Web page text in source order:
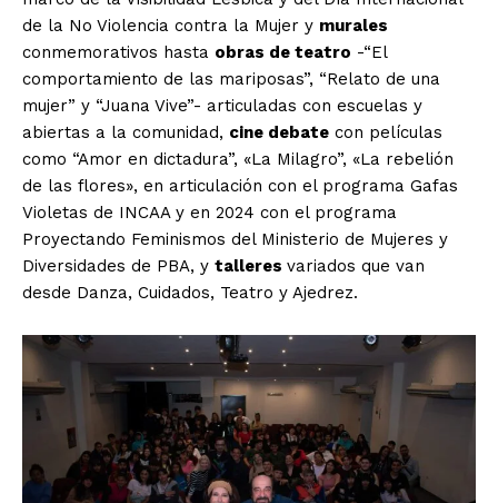
de la No Violencia contra la Mujer y murales
conmemorativos hasta obras de teatro -“El
comportamiento de las mariposas”, “Relato de una
mujer” y “Juana Vive”- articuladas con escuelas y
abiertas a la comunidad, cine debate con películas
como “Amor en dictadura”, «La Milagro”, «La rebelión
de las flores», en articulación con el programa Gafas
Violetas de INCAA y en 2024 con el programa
Proyectando Feminismos del Ministerio de Mujeres y
Diversidades de PBA, y talleres variados que van
desde Danza, Cuidados, Teatro y Ajedrez.